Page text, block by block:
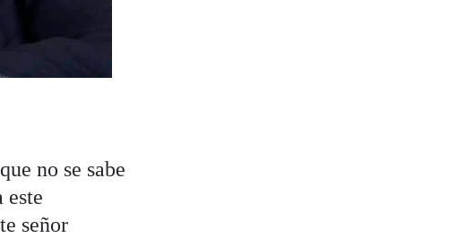
no se sabe
este
señor